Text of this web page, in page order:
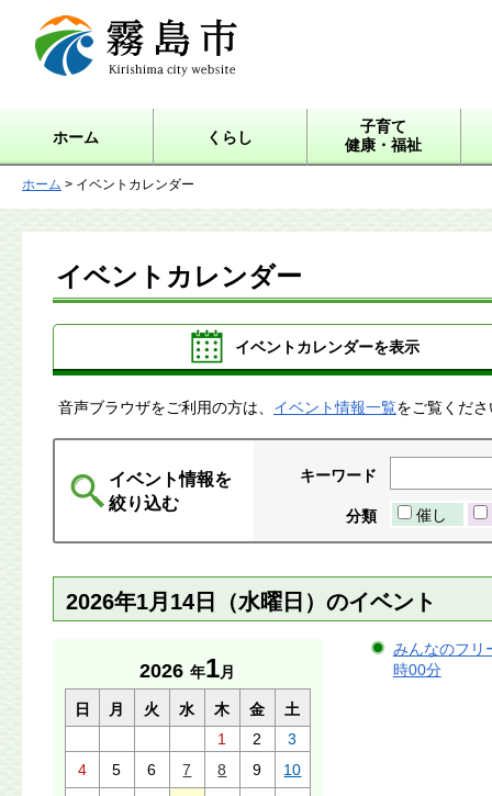
霧島市 Kirishima city
website
ホーム くらし
子育て
健康・福祉
ホーム > イベントカレンダー
イベントカレンダー
イベントカレンダーを表示
音声ブラウザをご利用の方は、 イベント情報一覧をご覧くだ
イベント情報を
絞り込む
キーワード
分類 催し
2026年1月14日（水曜日）のイベント
2026 年1月
日 月 火 水 木 金
土
1
2
3
4
5 6 7 8 9 10
みんなのフリ
時00分